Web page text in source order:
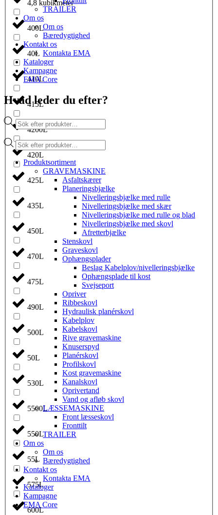
4,8 kubikmeter
400L
40L
410L
415L
4200L
420L
425L
435L
450L
470L
475L
490L
500L
50L
530L
5500L
550L
55L
575L
600L
TRAILER
Om os
Om os
Bæredygtighed
Kontakt os
Kontakta EMA
Kataloger
Kampagne
EMA Core
Hvad leder du efter?
Products
search
Products
search
Produktsortiment
GRAVEMASKINE
Asfaltskærer
Planeringsbjælke
Nivelleringsbjælke med rulle
Nivelleringsbjælke med skær
Nivelleringsbjælke med rulle og blad
Nivelleringsbjælke med skovl
Afretterbjælke
Stenskovl
Graveskovl
Ophængsplader
Beslag Kabelplov/nivelleringsbjælke
Ophængsplade til kost
Svejseport
Opriver
Ribbeskovl
Hydraulisk planérskovl
Kabelplov
Kabelskovl
Rive gravemaskine
Knuserspyd
Planérskovl
Profilskovl
Kost gravemaskine
Kanalskovl
Oprivertand
Vand og afløb skovl
LÆSSEMASKINE
Front læsseskovl
Fronttilt
TRAILER
Om os
Om os
Bæredygtighed
Kontakt os
Kontakta EMA
Kataloger
Kampagne
EMA Core